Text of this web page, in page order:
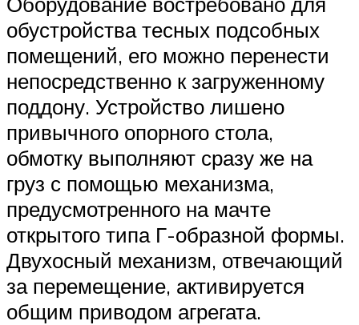
обустройства тесных подсобных
помещений, его можно перенести
непосредственно к загруженному
поддону. Устройство лишено
привычного опорного стола,
обмотку выполняют сразу же на
груз с помощью механизма,
предусмотренного на мачте
открытого типа Г-образной формы.
Двухосный механизм, отвечающий
за перемещение, активируется
общим приводом агрегата.